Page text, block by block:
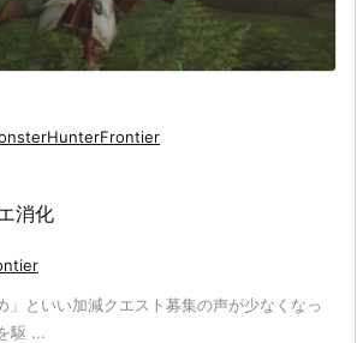
消化
」といい加減クエスト募集の声が少なくなっ
駆 ...